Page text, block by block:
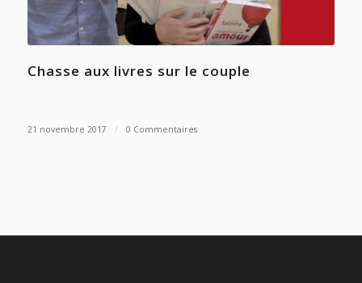
Chasse aux livres sur le couple
21 novembre 2017 / 0 Commentaires